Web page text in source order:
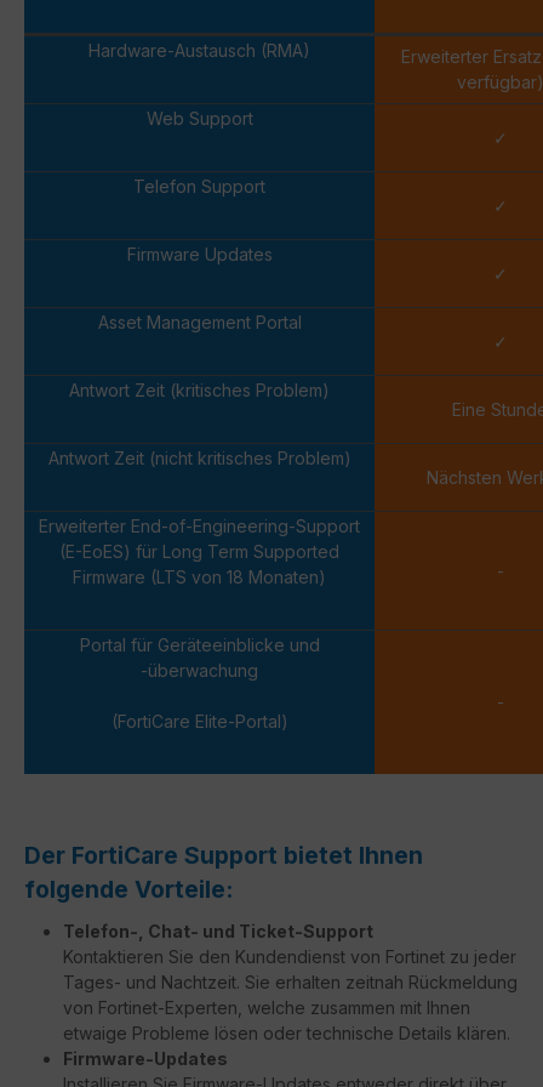
Hardware-Austausch (RMA)
Erweiterter
verfügbar)
Web Support
✓
Telefon Support
✓
Firmware Updates
✓
Asset Management Portal
✓
Antwort Zeit (kritisches Problem)
Eine
Antwort Zeit (nicht kritisches Problem)
Nächsten
Erweiterter End-of-Engineering-Support
(E-EoES) für Long Term Supported
Firmware (LTS von 18 Monaten)
-
Portal für Geräteeinblicke und
-überwachung
(FortiCare Elite-Portal)
-
Der FortiCare Support bietet Ihnen
folgende Vorteile:
Telefon-, Chat- und Ticket-Support
Kontaktieren Sie den Kundendienst von Fortinet zu jeder
Tages- und Nachtzeit. Sie erhalten zeitnah Rückmeldung
von Fortinet-Experten, welche zusammen mit Ihnen
etwaige Probleme lösen oder technische Details klären.
Firmware-Updates